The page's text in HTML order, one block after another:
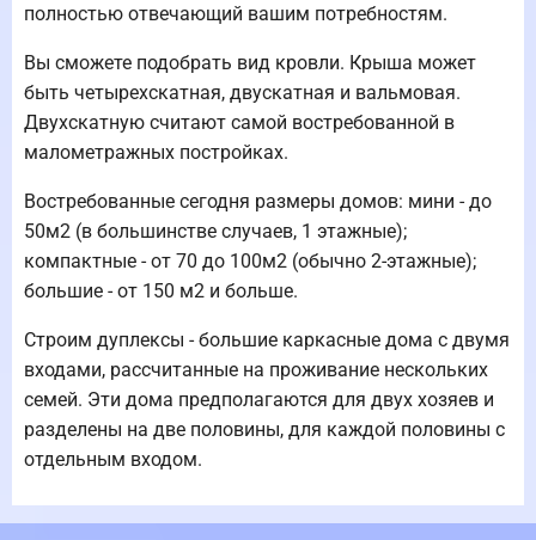
полностью отвечающий вашим потребностям.
Вы сможете подобрать вид кровли. Крыша может
быть четырехскатная, двускатная и вальмовая.
Двухскатную считают самой востребованной в
малометражных постройках.
Востребованные сегодня размеры домов: мини - до
50м2 (в большинстве случаев, 1 этажные);
компактные - от 70 до 100м2 (обычно 2-этажные);
большие - от 150 м2 и больше.
Строим дуплексы - большие каркасные дома с двумя
входами, рассчитанные на проживание нескольких
семей. Эти дома предполагаются для двух хозяев и
разделены на две половины, для каждой половины с
отдельным входом.